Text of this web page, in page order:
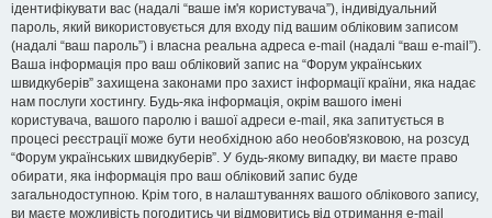
ідентифікувати вас (надалі “ваше ім'я користувача”), індивідуальний
пароль, який використовується для входу під вашим обліковим записом
(надалі “ваш пароль”) і власна реальна адреса e-mail (надалі “ваш e-mail”).
Ваша інформація про ваш обліковий запис на “Форум українських
швидкуберів” захищена законами про захист інформації країни, яка надає
нам послуги хостингу. Будь-яка інформація, окрім вашого імені
користувача, вашого паролю і вашої адреси e-mail, яка запитується в
процесі реєстрації може бути необхідною або необов'язковою, на розсуд
“Форум українських швидкуберів”. У будь-якому випадку, ви маєте право
обирати, яка інформація про ваш обліковий запис буде
загальнодоступною. Крім того, в налаштуваннях вашого облікового запису,
ви маєте можливість погодитись чи відмовитись від отримання e-mail